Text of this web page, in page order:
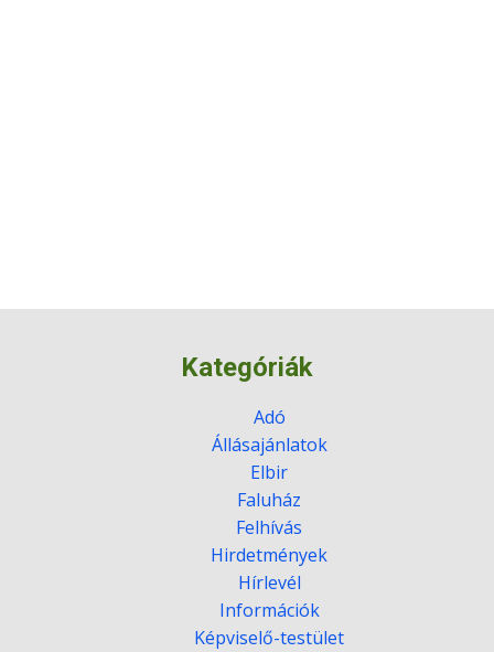
Kategóriák
Adó
Állásajánlatok
Elbir
Faluház
Felhívás
Hirdetmények
Hírlevél
Információk
Képviselő-testület